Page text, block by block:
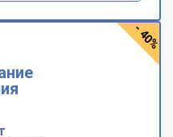
- 40%